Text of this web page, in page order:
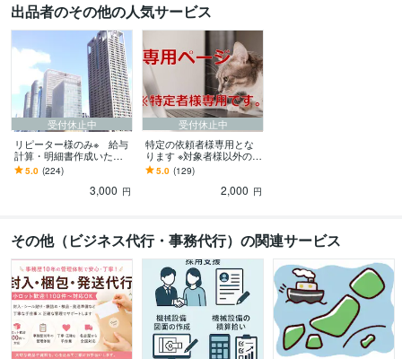
出品者のその他の人気サービス
受付休止中
リピーター様のみ※ 給与
計算・明細書作成いたし
ます ※リピーター様のみと
なりますのでご了承くだ
5.0 (224)
3,000 円
受付休止中
特定の依頼者様専用とな
ります ※対象者様以外のご
購入はご遠慮ください。
5.0 (129)
2,000 円
その他（ビジネス代行・事務代行）の関連サービス